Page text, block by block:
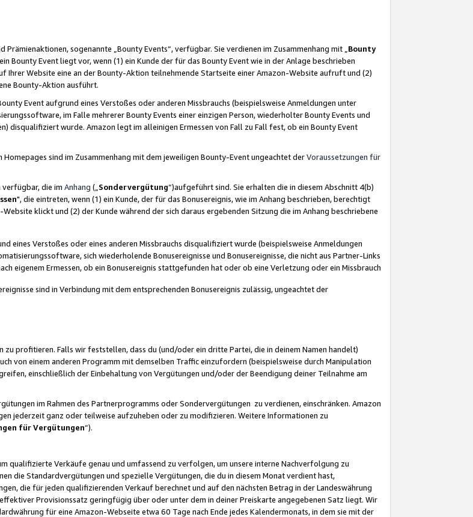
Prämienaktionen, sogenannte „Bounty Events“, verfügbar. Sie verdienen im Zusammenhang mit „ Bounty
Bounty Event liegt vor, wenn (1) ein Kunde der für das Bounty Event wie in der Anlage beschrieben
Ihrer Website eine an der Bounty-Aktion teilnehmende Startseite einer Amazon-Website aufruft und (2)
Bounty-Aktion ausführt.
Event aufgrund eines Verstoßes oder anderen Missbrauchs (beispielsweise Anmeldungen unter
im Falle mehrerer Bounty Events einer einzigen Person, wiederholter Bounty Events und
disqualifiziert wurde. Amazon legt im alleinigen Ermessen von Fall zu Fall fest, ob ein Bounty Event
sind im Zusammenhang mit dem jeweiligen Bounty-Event ungeachtet derVoraussetzungen für
verfügbar, die im Anhang („ Sondervergütung“)aufgeführt sind. Sie erhalten die in diesem Abschnitt 4(b)
", die eintreten, wenn (1) ein Kunde, der für das Bonusereignis, wie im Anhang beschrieben, berechtigt
klickt und (2) der Kunde während der sich daraus ergebenden Sitzung die im Anhang beschriebene
eines Verstoßes oder eines anderen Missbrauchs disqualifiziert wurde (beispielsweise Anmeldungen
sich wiederholende Bonusereignisse und Bonusereignisse, die nicht aus Partner-Links
eigenem Ermessen, ob ein Bonusereignis stattgefunden hat oder ob eine Verletzung oder ein Missbrauch
sind in Verbindung mit dem entsprechenden Bonusereignis zulässig, ungeachtet der
profitieren. Falls wir feststellen, dass du (und/oder ein dritte Partei, die in deinem Namen handelt)
von einem anderen Programm mit demselben Traffic einzufordern (beispielsweise durch Manipulation
einschließlich der Einbehaltung von Vergütungen und/oder der Beendigung deiner Teilnahme am
im Rahmen des Partnerprogramms oder Sondervergütungen zu verdienen, einschränken. Amazon
jederzeit ganz oder teilweise aufzuheben oder zu modifizieren. Weitere Informationen zu
für Vergütungen“).
qualifizierte Verkäufe genau und umfassend zu verfolgen, um unsere interne Nachverfolgung zu
die Standardvergütungen und spezielle Vergütungen, die du in diesem Monat verdient hast,
die für jeden qualifizierenden Verkauf berechnet und auf den nächsten Betrag in der Landeswährung
Provisionssatz geringfügig über oder unter dem in deiner Preiskarte angegebenen Satz liegt. Wir
für eine Amazon-Webseite etwa 60 Tage nach Ende jedes Kalendermonats, in dem sie mit der